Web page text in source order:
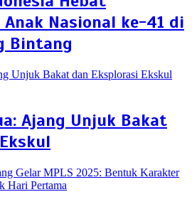
Nasional ke-41 di
Bintang
Ajang Unjuk Bakat